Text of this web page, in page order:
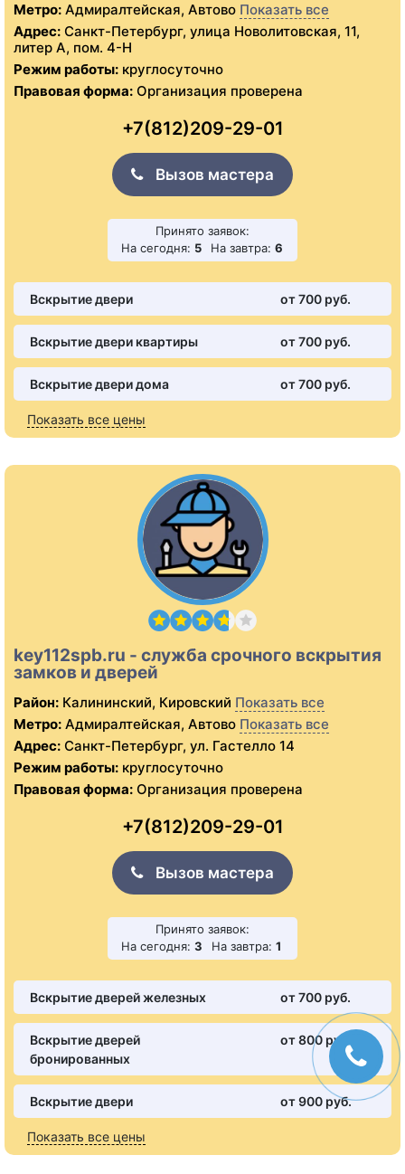
Метро: Адмиралтейская, Автово Показать все
Адрес: Санкт-Петербург, улица Новолитовская, 11,
литер А, пом. 4-Н
Режим работы: круглосуточно
Правовая форма: Организация проверена
+7(812)209-29-01
Вызов мастера
Принято заявок:
На сегодня: 5 На завтра: 6
Вскрытие двери от 700 pуб.
Вскрытие двери квартиры от 700 pуб.
Вскрытие двери дома от 700 pуб.
Показать все цены
key112spb.ru - служба срочного вскрытия
замков и дверей
Район: Калининский, Кировский Показать все
Метро: Адмиралтейская, Автово Показать все
Адрес: Санкт-Петербург, ул. Гастелло 14
Режим работы: круглосуточно
Правовая форма: Организация проверена
+7(812)209-29-01
Вызов мастера
Принято заявок:
На сегодня: 3 На завтра: 1
Вскрытие дверей железных от 700 pуб.
Вскрытие дверей
бронированных
от 800 pуб.
Вскрытие двери от 900 pуб.
Показать все цены